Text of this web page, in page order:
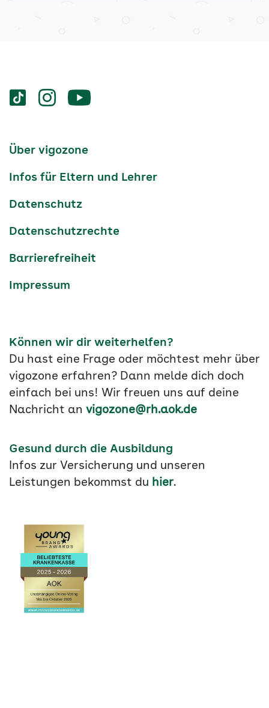
Services
Social-
vigozone.de
vigozone.devigozone.de
Services-
Über vigozone
Infos für Eltern und Lehrer
Datenschutz
Datenschutzrechte
Barrierefreiheit
Impressum
Können wir dir weiterhelfen?
Du hast eine Frage oder möchtest mehr über
vigozone erfahren? Dann melde dich doch
einfach bei uns! Wir freuen uns auf deine
Nachricht an vigozone@rh.aok.de
Gesund durch die Ausbildung
Infos zur Versicherung und unseren
Leistungen bekommst du hier.